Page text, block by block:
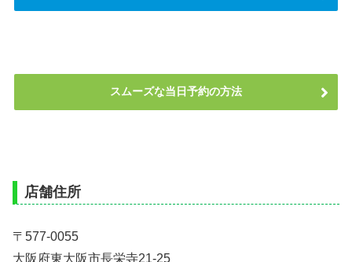
スムーズな当日予約の方法
店舗住所
〒577-0055
大阪府東大阪市長栄寺21-25